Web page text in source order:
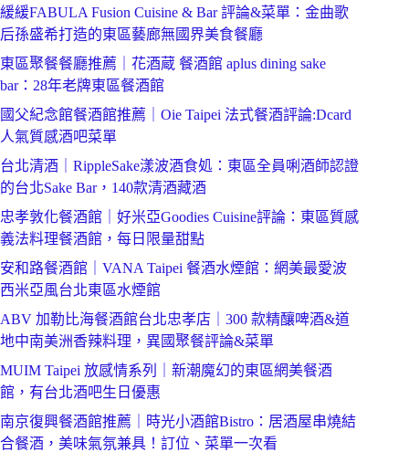
緩緩FABULA Fusion Cuisine & Bar 評論&菜單：金曲歌
后孫盛希打造的東區藝廊無國界美食餐廳
東區聚餐餐廳推薦｜花酒蔵 餐酒館 aplus dining sake
bar：28年老牌東區餐酒館
國父紀念館餐酒館推薦｜Oie Taipei 法式餐酒評論:Dcard
人氣質感酒吧菜單
台北清酒｜RippleSake漾波酒食処：東區全員唎酒師認證
的台北Sake Bar，140款清酒藏酒
忠孝敦化餐酒館｜好米亞Goodies Cuisine評論：東區質感
義法料理餐酒館，每日限量甜點
安和路餐酒館｜VANA Taipei 餐酒水煙館：網美最愛波
西米亞風台北東區水煙館
ABV 加勒比海餐酒館台北忠孝店｜300 款精釀啤酒&道
地中南美洲香辣料理，異國聚餐評論&菜單
MUIM Taipei 放感情系列｜新潮魔幻的東區網美餐酒
館，有台北酒吧生日優惠
南京復興餐酒館推薦｜時光小酒館Bistro：居酒屋串燒結
合餐酒，美味氣氛兼具！訂位、菜單一次看